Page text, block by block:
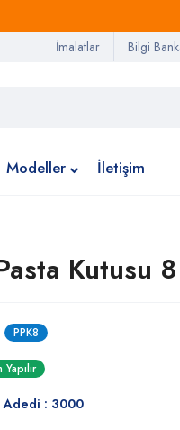
İmalatlar Bilgi
Modeller İletişim
Kutusu 8
PPK8
Adedi : 3000